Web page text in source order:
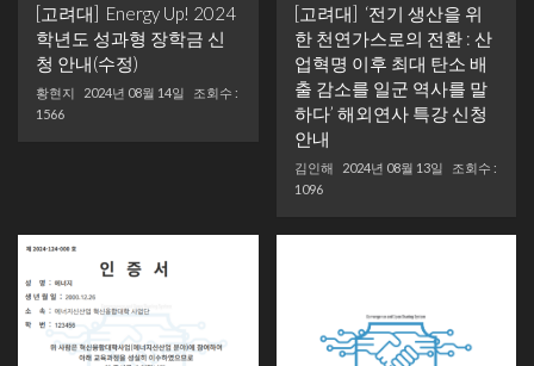
[고려대] Energy Up! 2024
학년도 성과형 장학금 신
청 안내(수정)
황현지 2024년 08월 14일
조회수 :
1566
[고려대] ‘전기 생산을 위
한 천연가스로의 전환 : 산
업혁명 이후 최대 탄소 배
출 감소를 일군 역사를 말
하다’ 해외연사 특강 신청
안내
김인해 2024년 08월 13일
조회수 :
1096